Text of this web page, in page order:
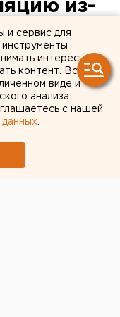
из-
и сервис для
интересы
контент. Вся
виде и
анализа.
с нашей